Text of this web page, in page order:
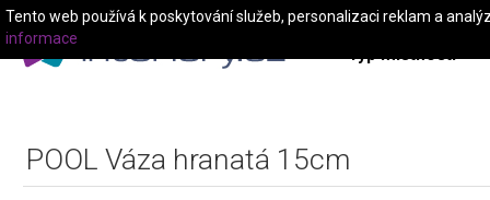
Typ místnosti
POOL Váza hranatá 15cm
Tento web používá k poskytování služeb, personalizaci reklam a
informace